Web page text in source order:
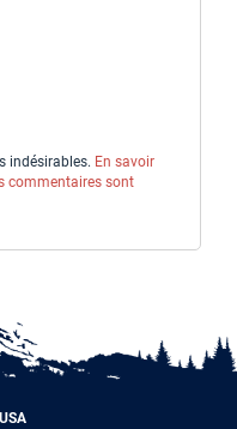
indésirables. En savoir
commentaires sont